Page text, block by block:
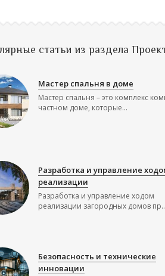
статьи из раздела
Мастер спальня в доме
Мастер спальня – это комплекс
частном доме, которые...
Разработка и управление
реализации
Разработка и управление ходом
реализации загородных домов
Безопасность и технические
инновации